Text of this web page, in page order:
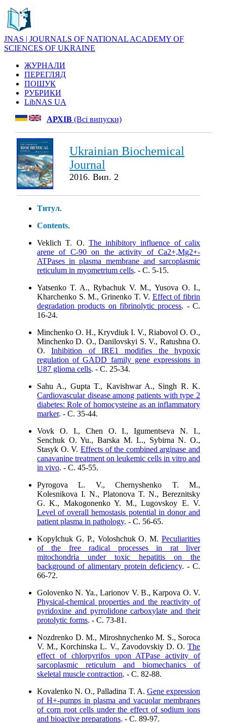
JNAS | JOURNALS OF NATIONAL ACADEMY OF
SCIENCES OF UKRAINE
ЖУРНАЛИ
ПЕРЕГЛЯД
ПОШУК
РУБРИКИ
LibNAS UA
АРХІВ (Всі випуски)
Ukrainian Biochemical
Journal
2016. Вип. 2
Титул.
Contents.
Veklich T. O. The inhibitory influence of calix
arene of C-90 on the activity of Ca2+,Mg2+-
ATPases in plasma membrane and sarcoplasmic
reticulum in myometrium сells. - C. 5-15.
Yatsenko T. A., Rybachuk V. М., Yusova O. I.,
Kharchenko S. M., Grinenko T. V. Effect of fibrin
degradation products on fibrinolytic process. - C.
16-24.
Minchenko O. H., Kryvdiuk I. V., Riabovol О. O.,
Minchenko D. O., Danilovskyi S. V., Ratushna О.
O.Inhibition of IRE1 modifies the hypoxic
regulation of GADD family gene expressions in
U87 glioma cells. - C. 25-34.
Sahu A., Gupta T., Kavishwar A., Singh R. K.
Cardiovascular disease among patients with type 2
diabetes: Role of homocysteine as an inflammatory
marker. - C. 35-44.
Vovk O. I., Chen O. I., Igumentseva N. I.,
Senchuk O. Yu., Barska M. L., Sybirna N. O.,
Stasyk O. V. Effects of the combined arginase and
canavanine treatment on leukemic cells in vitro and
in vivo. - C. 45-55.
Pyrogova L. V., Chernyshenko T. M.,
Kolesnikova I. N., Platonova T. N., Bereznitsky
G. K., Makogonenko Y. M., Lugovskoy E. V.
Level of overall hemostasis potential in donor and
patient plasma in pathology. - C. 56-65.
Kopylchuk G. P., Voloshchuk O. M. Peculiarities
of the free radical processes in rat liver
mitochondria under toxic hepatitis on the
background of alimentary protein deficiency. - C.
66-72.
Golovenko N. Ya., Larionov V. B., Karpova O. V.
Physical-chemical properties and the reactivity of
pyridoxine and pyrrolidone carboxylate and their
protolytic forms. - C. 73-81.
Nozdrenko D. M., Miroshnychenko M. S., Soroсa
V. M., Korchinska L. V., Zavodovskiy D. O. The
effect of chlorpyrifos upon ATPase activity of
sarcoplasmic reticulum and biomechanics of
skeletal muscle contraction. - C. 82-88.
Kovalenko N. O., Palladina T. A. Gene expression
of H+-pumps in plasma and vacuolar membranes
of corn root cells under the effect of sodium ions
and bioactive preparations. - C. 89-97.